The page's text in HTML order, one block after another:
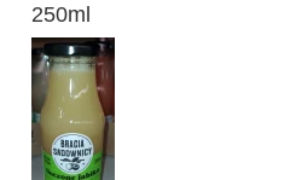
250ml